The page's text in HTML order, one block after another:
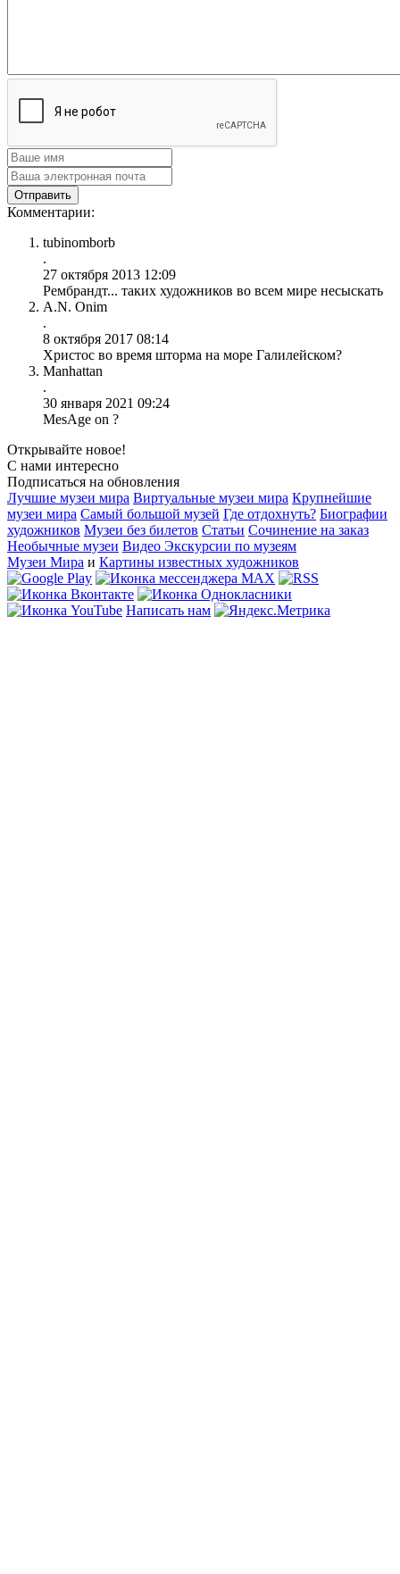
Комментарии:
tubinomborb
.
27 октября 2013 12:09
Рембрандт... таких художников во всем мире несыскать
A.N. Onim
.
8 октября 2017 08:14
Христос во время шторма на море Галилейском?
Manhattan
.
30 января 2021 09:24
MesAge on ?
Открывайте новое!
С нами интересно
Подписаться на обновления
Лучшие музеи мира Виртуальные музеи мира Крупнейшие
музеи мира Самый большой музей Где отдохнуть? Биографии
художников Музеи без билетов Статьи Сочинение на заказ
Необычные музеи Видео Экскурсии по музеям
Музеи Мира и Картины известных художников
Написать нам